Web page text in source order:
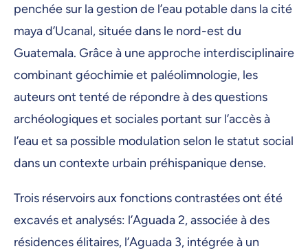
penchée sur la gestion de l’eau potable dans la cité
maya d’Ucanal, située dans le nord-est du
Guatemala. Grâce à une approche interdisciplinaire
combinant géochimie et paléolimnologie, les
auteurs ont tenté de répondre à des questions
archéologiques et sociales portant sur l’accès à
l’eau et sa possible modulation selon le statut social
dans un contexte urbain préhispanique dense.
Trois réservoirs aux fonctions contrastées ont été
excavés et analysés: l’Aguada 2, associée à des
résidences élitaires, l’Aguada 3, intégrée à un